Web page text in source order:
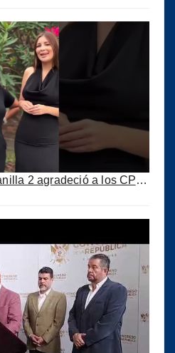
Reyna Mérida de la planilla 2 agradeció a los CPA por su confianza